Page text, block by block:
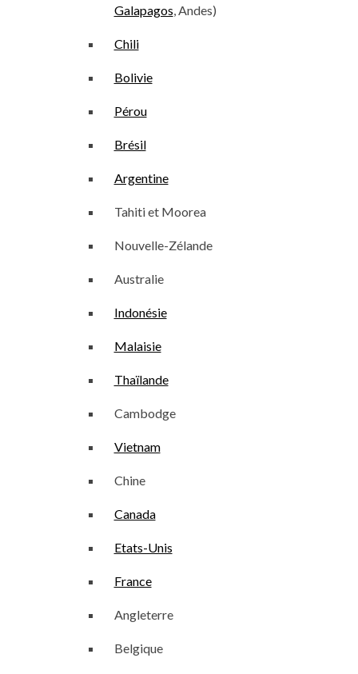
Galapagos, Andes)
Chili
Bolivie
Pérou
Brésil
Argentine
Tahiti et Moorea
Nouvelle-Zélande
Australie
Indonésie
Malaisie
Thaïlande
Cambodge
Vietnam
Chine
Canada
Etats-Unis
France
Angleterre
Belgique